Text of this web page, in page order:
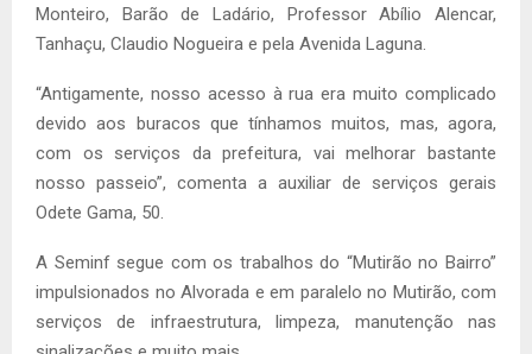
Monteiro, Barão de Ladário, Professor Abílio Alencar,
Tanhaçu, Claudio Nogueira e pela Avenida Laguna.
“Antigamente, nosso acesso à rua era muito complicado
devido aos buracos que tínhamos muitos, mas, agora,
com os serviços da prefeitura, vai melhorar bastante
nosso passeio”, comenta a auxiliar de serviços gerais
Odete Gama, 50.
A Seminf segue com os trabalhos do “Mutirão no Bairro”
impulsionados no Alvorada e em paralelo no Mutirão, com
serviços de infraestrutura, limpeza, manutenção nas